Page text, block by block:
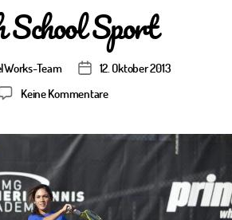
Sport
Team Veröffentlichungsdatum
12. Oktober 2013
Keine Kommentarezu
Sport